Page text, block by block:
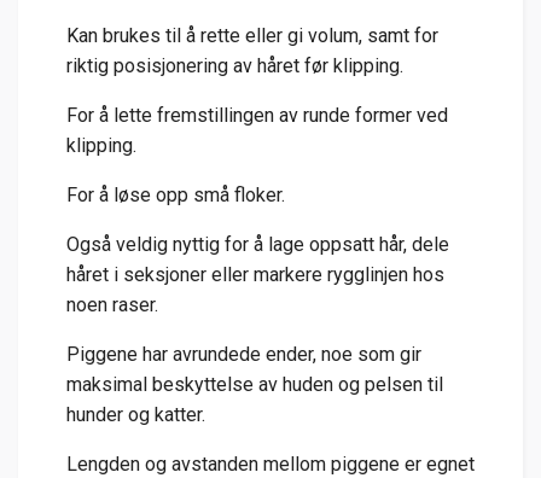
Kan brukes til å rette eller gi volum, samt for
riktig posisjonering av håret før klipping.
For å lette fremstillingen av runde former ved
klipping.
For å løse opp små floker.
Også veldig nyttig for å lage oppsatt hår, dele
håret i seksjoner eller markere rygglinjen hos
noen raser.
Piggene har avrundede ender, noe som gir
maksimal beskyttelse av huden og pelsen til
hunder og katter.
Lengden og avstanden mellom piggene er egnet